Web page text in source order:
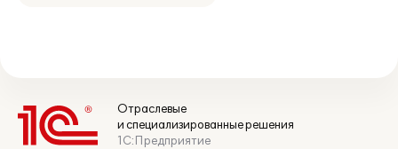
Отраслевые
и специализированные решения
1С:Предприятие